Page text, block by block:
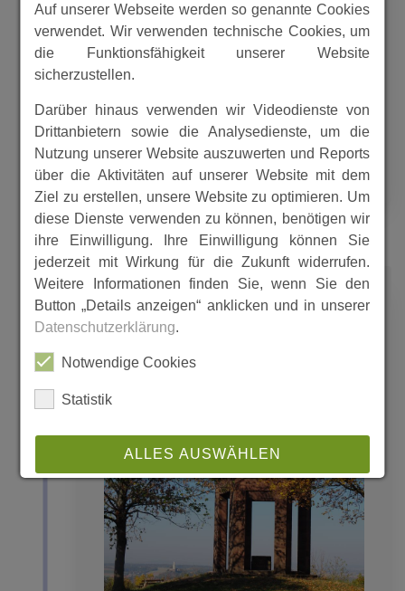
Gensungen wie der Deckel zum Topf.
Aber es bleibt auch ein
„Geschmäckle“, wie man im Süden
sagt. Die Pächter des Mittelhofs, um
1800 nannten sie sich
gar„Conduktoren“, l
MEHR
1200
Auf unserer Webseite werden so genannte Cookies
verwendet. Wir verwenden technische Cookies, um
die Funktionsfähigkeit unserer Website
sicherzustellen.
Darüber hinaus verwenden wir Videodienste von
Drittanbietern sowie die Analysedienste, um die
Nutzung unserer Website auszuwerten und Reports
über die Aktivitäten auf unserer Website mit dem
Ziel zu erstellen, unsere Website zu optimieren. Um
diese Dienste verwenden zu können, benötigen wir
ihre Einwilligung. Ihre Einwilligung können Sie
jederzeit mit Wirkung für die Zukunft widerrufen.
Weitere Informationen finden Sie, wenn Sie den
Button „Details anzeigen“ anklicken und in unserer
Datenschutzerklärung.
Notwendige Cookies
Statistik
ALLES AUSWÄHLEN
ABLEHNEN
SPEICHERN